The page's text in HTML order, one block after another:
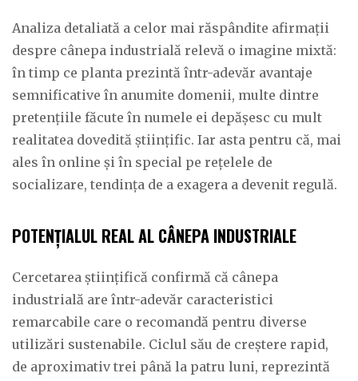
Analiza detaliată a celor mai răspândite afirmații
despre cânepa industrială relevă o imagine mixtă:
în timp ce planta prezintă într-adevăr avantaje
semnificative în anumite domenii, multe dintre
pretențiile făcute în numele ei depășesc cu mult
realitatea dovedită științific. Iar asta pentru că, mai
ales în online și în special pe rețelele de
socializare, tendința de a exagera a devenit regulă.
POTENȚIALUL REAL AL CÂNEPA INDUSTRIALE
Cercetarea științifică confirmă că cânepa
industrială are într-adevăr caracteristici
remarcabile care o recomandă pentru diverse
utilizări sustenabile. Ciclul său de creștere rapid,
de aproximativ trei până la patru luni, reprezintă